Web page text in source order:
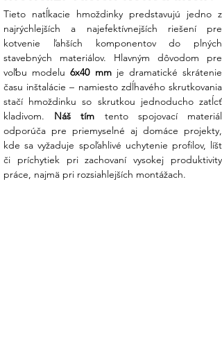
Prečo zvoliť tieto natĺkacie hmoždinky?
Blesková montáž:Na rozdiel od
klasických hmoždiniek stačí túto
hmoždinku spolu so skrutkou
jednoducho zatĺcť kladivom priamo cez
upevňovaný diel. To je neoceniteľné pri
rozsiahlych inštaláciách, kde záleží na
každej minúte.
Vysoká kvalita materiálov:Telo
hmoždinky je vyrobené z húževnatého
Tieto natĺkacie hmoždinky predstavujú jedno z
najrýchlejších a najefektívnejších riešení pre
kotvenie ľahších komponentov do plných
stavebných materiálov. Hlavným dôvodom pre
voľbu modelu 6x40 mm je dramatické skrátenie
času inštalácie – namiesto zdĺhavého skrutkovania
stačí hmoždinku so skrutkou jednoducho zatĺcť
kladivom. Náš tím tento spojovací materiál
odporúča pre priemyselné aj domáce projekty,
kde sa vyžaduje spoľahlivé uchytenie profilov, líšt
či príchytiek pri zachovaní vysokej produktivity
práce, najmä pri rozsiahlejších montážach.